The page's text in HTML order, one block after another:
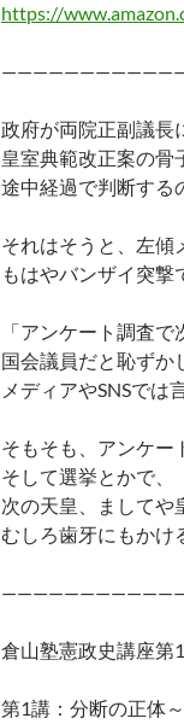
https://
政府が両院正副議長
皇室典範改正案の骨
途中経過で判断する
それはそうと、左傾
もはやバンザイ突撃
「アンケート調査
国会議員だと恥ずか
メディアやSNSでは
そもそも、アンケー
そして選挙とかで、
次の天皇、ましてや
むしろ歯牙にもかけ
倉山塾憲政史講座
第1講：分断の正体